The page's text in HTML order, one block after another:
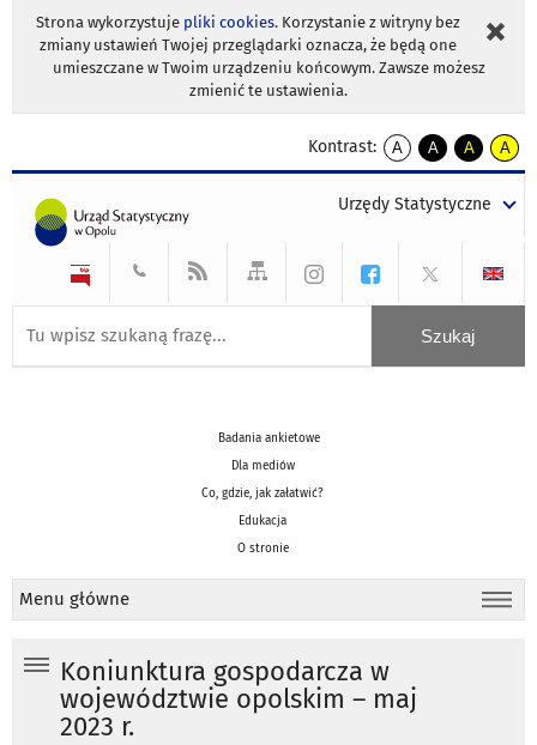
Strona wykorzystuje pliki cookies. Korzystanie z witryny bez
zmiany ustawień Twojej przeglądarki oznacza, że będą one
umieszczane w Twoim urządzeniu końcowym. Zawsze możesz
zmienić te ustawienia.
Kontrast:
A
kontrast
A
kontrast
tekst
czarnym
A
kontrast
tekst
czarnym
A
tekst
żółtym
Urzędy Statystyczne
Badania ankietowe
Dla mediów
Co, gdzie, jak załatwić?
Edukacja
O stronie
Menu główne
Koniunktura gospodarcza w
województwie opolskim – maj
2023 r.